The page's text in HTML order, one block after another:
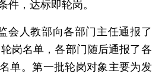
件，达标即轮岗。
人教部向各部门主任通报了
岗名单，各部门随后通报了各
单。第一批轮岗对象主要为发